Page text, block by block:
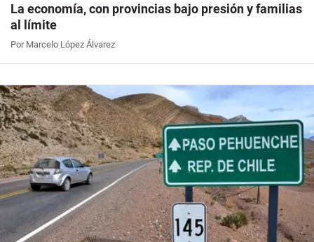
La economía, con provincias bajo presión y familias
al límite
Por Marcelo López Álvarez